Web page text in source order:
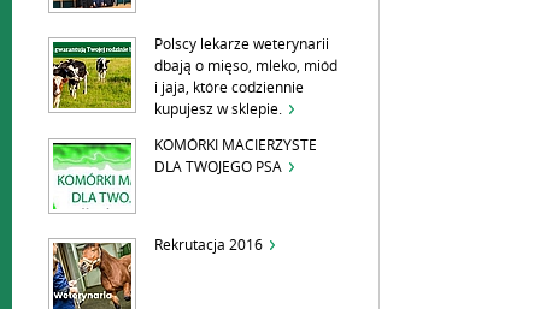
Polscy lekarze weterynarii
dbają o mięso, mleko, miód
i jaja, które codziennie
kupujesz w sklepie.
KOMÓRKI MACIERZYSTE
DLA TWOJEGO PSA
Rekrutacja 2016